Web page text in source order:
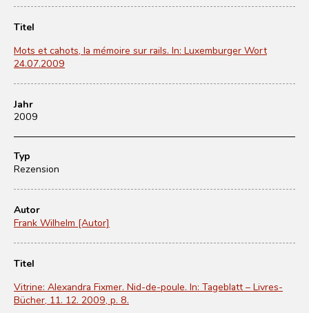
Titel
Mots et cahots, la mémoire sur rails. In: Luxemburger Wort
24.07.2009
Jahr
2009
Typ
Rezension
Autor
Frank Wilhelm [Autor]
Titel
Vitrine: Alexandra Fixmer. Nid-de-poule. In: Tageblatt – Livres-
Bücher, 11. 12. 2009, p. 8.